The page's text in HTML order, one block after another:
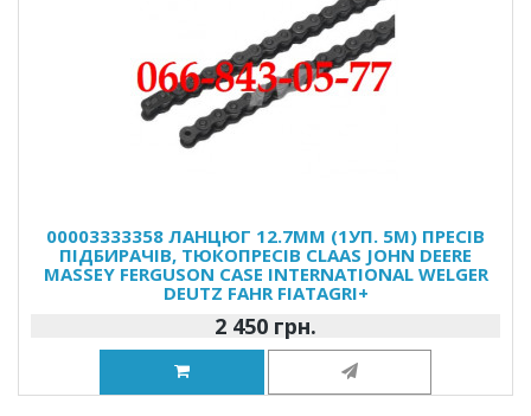
00003333358 ЛАНЦЮГ 12.7MM (1УП. 5М) ПРЕСІВ
ПІДБИРАЧІВ, ТЮКОПРЕСІВ CLAAS JOHN DEERE
MASSEY FERGUSON CASE INTERNATIONAL WELGER
DEUTZ FAHR FIATAGRI+
2 450 грн.